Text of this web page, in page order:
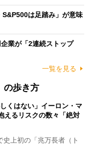
S&P500は足踏み」が意味
業が「2連続ストップ
一覧を見る
の歩き方
くはない」イーロン・マ
えるリスクの数々「絶対
上初の「兆万長者（ト